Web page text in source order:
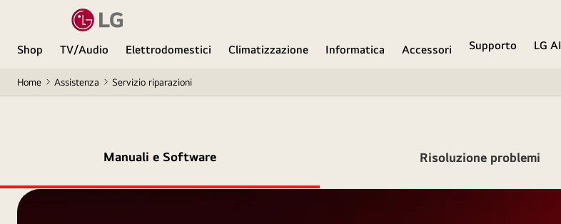
Shop TV/Audio Elettrodomestici Climatizzazione Informatica Accessori Supporto
LG AI
Home Assistenza Servizio riparazioni
Manuali e Software Risoluzione problemi